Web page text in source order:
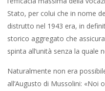
Stato, per colui che in nome
distrutto nel 1943 era, in
storico aggregato che
spinta all’unità senza la quale
Naturalmente non era
all’Augusto di Mussolini: «Noi